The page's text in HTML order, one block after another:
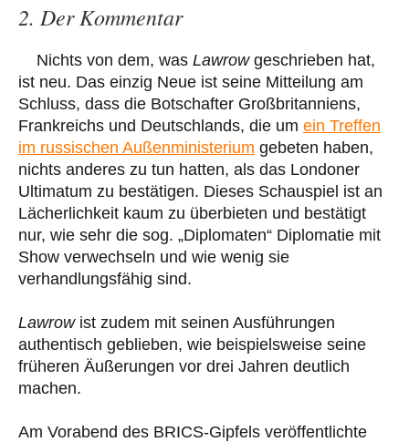
2. Der Kommentar
Nichts von dem, was Lawrowgeschrieben hat,
ist neu. Das einzig Neue ist seine Mitteilung am
Schluss, dass die Botschafter Großbritanniens,
Frankreichs und Deutschlands, die um ein Treffen
im russischen Außenministerium gebeten haben,
nichts anderes zu tun hatten, als das Londoner
Ultimatum zu bestätigen. Dieses Schauspiel ist an
Lächerlichkeit kaum zu überbieten und bestätigt
nur, wie sehr die sog. „Diplomaten“ Diplomatie mit
Show verwechseln und wie wenig sie
verhandlungsfähig sind.
Lawrowist zudem mit seinen Ausführungen
authentisch geblieben, wie beispielsweise seine
früheren Äußerungen vor drei Jahren deutlich
machen.
Am Vorabend des BRICS-Gipfels veröffentlichte